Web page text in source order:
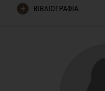
ΒΙΒΛΙΟΓΡΑΦΙΑ